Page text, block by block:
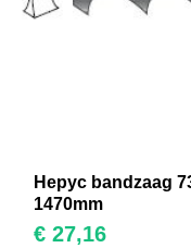
Hepyc bandzaag
1470mm
€ 27,16